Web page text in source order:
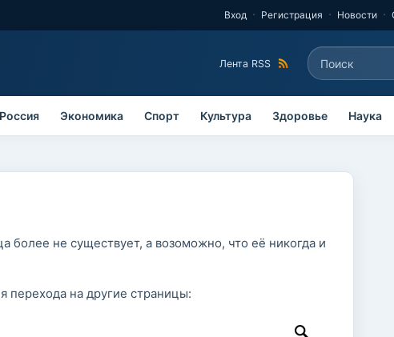
Вход Регистрация Новости
Лента RSS Форма
Поиск
Россия Экономика Спорт Культура Здоровье Наука
более не существует, а возоможно, что её никогда и
перехода на другие страницы: